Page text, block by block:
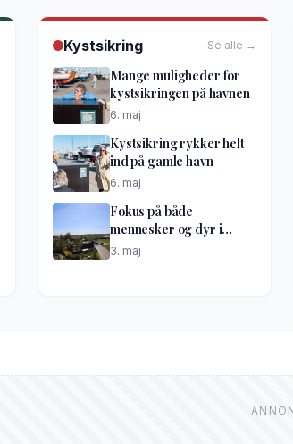
Kystsikring Se alle →
Mange muligheder for
kystsikringen på havnen
6. maj
Kystsikring rykker helt
ind på gamle havn
6. maj
Fokus på både
mennesker og dyr i
optakt til lufthavnsdiget
3. maj